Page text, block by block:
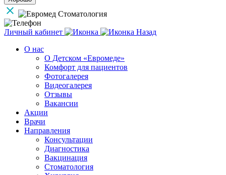
Личный кабинет
Назад
О нас
О Детском «Евромеде»
Комфорт для пациентов
Фотогалерея
Видеогалерея
Отзывы
Вакансии
Акции
Врачи
Направления
Консультации
Диагностика
Вакцинация
Стоматология